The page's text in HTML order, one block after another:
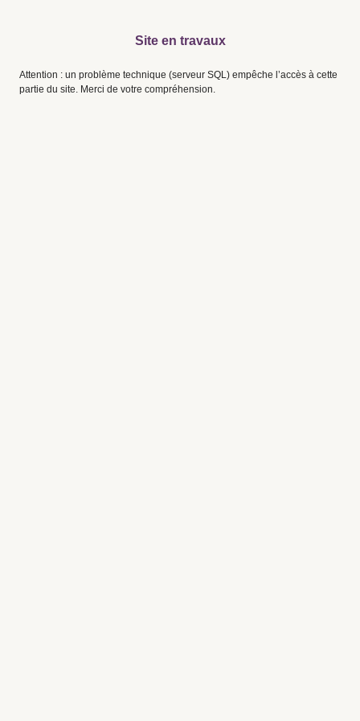
Site en travaux
Attention : un problème technique (serveur SQL) empêche l’accès à cette
partie du site. Merci de votre compréhension.